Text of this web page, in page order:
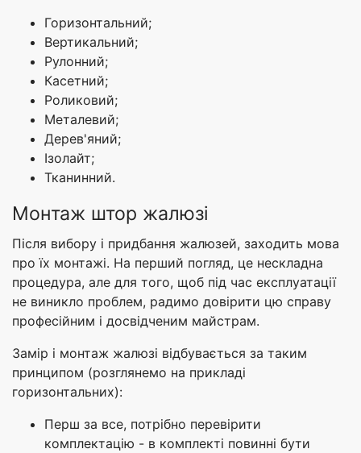
Горизонтальний;
Вертикальний;
Рулонний;
Касетний;
Роликовий;
Металевий;
Дерев'яний;
Ізолайт;
Тканинний.
Монтаж штор жалюзі
Після вибору і придбання жалюзей, заходить мова
про їх монтажі. На перший погляд, це нескладна
процедура, але для того, щоб під час експлуатації
не виникло проблем, радимо довірити цю справу
професійним і досвідченим майстрам.
Замір і монтаж жалюзі відбувається за таким
принципом (розглянемо на прикладі
горизонтальних):
Перш за все, потрібно перевірити
комплектацію - в комплекті повинні бути